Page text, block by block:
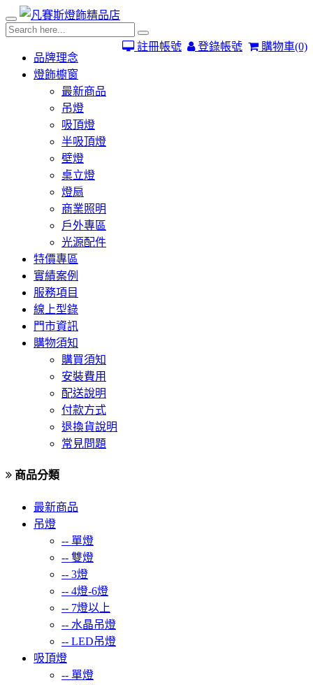
購物車(0)
登錄帳號
註冊帳號
品牌理念
燈飾櫥窗
最新商品
吊燈
吸頂燈
半吸頂燈
壁燈
桌立燈
燈扇
商業照明
戶外專區
光源配件
特價專區
實績案例
服務項目
線上型錄
門市資訊
購物須知
購買須知
安裝費用
配送說明
付款方式
退換貨說明
常見問題
商品分類
最新商品
吊燈
-- 單燈
-- 雙燈
-- 3燈
-- 4燈-6燈
-- 7燈以上
-- 水晶吊燈
-- LED吊燈
吸頂燈
-- 單燈